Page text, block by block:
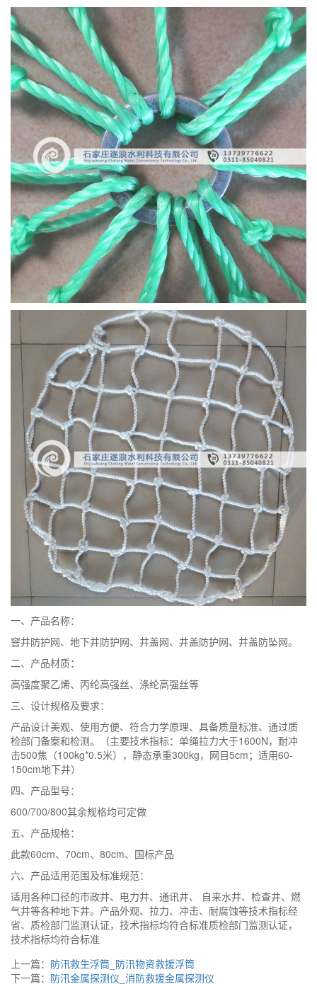
一、产品名称：
窨井防护网、地下井防护网、井盖网、井盖防护网、井盖防坠网。
二、产品材质：
高强度聚乙烯、丙纶高强丝、涤纶高强丝等
三、设计规格及要求：
产品设计美观、使用方便、符合力学原理、具备质量标准、通过质
检部门备案和检测。（主要技术指标：单绳拉力大于1600N，耐冲
击500焦（100kg*0.5米），静态承重300kg，网目5cm；适用60-
150cm地下井）
四、产品型号：
600/700/800其余规格均可定做
五、产品规格：
此款60cm、70cm、80cm、国标产品
六、产品适用范围及标准规范：
适用各种口径的市政井、电力井、通讯井、 自来水井、检查井、燃
气井等各种地下井。产品外观、拉力、冲击、耐腐蚀等技术指标经
省、质检部门监测认证，技术指标均符合标准质检部门监测认证，
技术指标均符合标准
上一篇： 防汛救生浮筒_防汛物资救援浮筒
下一篇： 防汛金属探测仪_消防救援金属探测仪